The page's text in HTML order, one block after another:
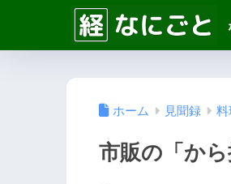
ホーム 見聞録 料
市販の「か